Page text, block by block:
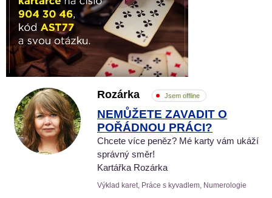
Rozárka Jsem offline
NEMŮŽETE ZAVADIT O
POŘÁDNOU PRÁCI?
Chcete více peněz? Mé karty vám ukáží
správný směr!
Kartářka Rozárka
Výklad karet, Práce s kyvadlem, Numerologie